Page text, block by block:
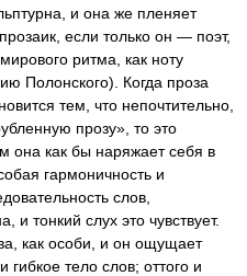
и она же пленяет
если только он — поэт,
ритма, как ноту
Полонского). Когда проза
тем, что непочтительно,
прозу», то это
она как бы наряжает себя в
гармоничность и
слов,
и тонкий слух это чувствует.
как особи, и он ощущает
гибкое тело слов; оттого и